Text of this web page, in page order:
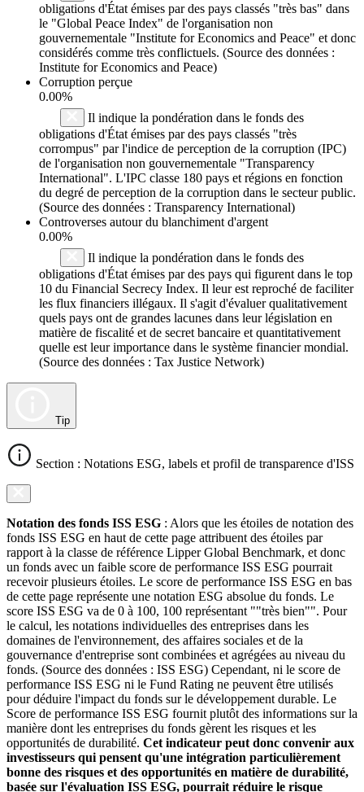
obligations d'État émises par des pays classés "très bas" dans
le "Global Peace Index" de l'organisation non
gouvernementale "Institute for Economics and Peace" et donc
considérés comme très conflictuels. (Source des données :
Institute for Economics and Peace)
Corruption perçue
0.00%
Il indique la pondération dans le fonds des
obligations d'État émises par des pays classés "très
corrompus" par l'indice de perception de la corruption (IPC)
de l'organisation non gouvernementale "Transparency
International". L'IPC classe 180 pays et régions en fonction
du degré de perception de la corruption dans le secteur public.
(Source des données : Transparency International)
Controverses autour du blanchiment d'argent
0.00%
Il indique la pondération dans le fonds des
obligations d'État émises par des pays qui figurent dans le top
10 du Financial Secrecy Index. Il leur est reproché de faciliter
les flux financiers illégaux. Il s'agit d'évaluer qualitativement
quels pays ont de grandes lacunes dans leur législation en
matière de fiscalité et de secret bancaire et quantitativement
quelle est leur importance dans le système financier mondial.
(Source des données : Tax Justice Network)
Tip
Section : Notations ESG, labels et profil de transparence d'ISS
Notation des fonds ISS ESG : Alors que les étoiles de notation des
fonds ISS ESG en haut de cette page attribuent des étoiles par
rapport à la classe de référence Lipper Global Benchmark, et donc
un fonds avec un faible score de performance ISS ESG pourrait
recevoir plusieurs étoiles. Le score de performance ISS ESG en bas
de cette page représente une notation ESG absolue du fonds. Le
score ISS ESG va de 0 à 100, 100 représentant ""très bien"". Pour
le calcul, les notations individuelles des entreprises dans les
domaines de l'environnement, des affaires sociales et de la
gouvernance d'entreprise sont combinées et agrégées au niveau du
fonds. (Source des données : ISS ESG) Cependant, ni le score de
performance ISS ESG ni le Fund Rating ne peuvent être utilisés
pour déduire l'impact du fonds sur le développement durable. Le
Score de performance ISS ESG fournit plutôt des informations sur la
manière dont les entreprises du fonds gèrent les risques et les
opportunités de durabilité. Cet indicateur peut donc convenir aux
investisseurs qui pensent qu'une intégration particulièrement
bonne des risques et des opportunités en matière de durabilité,
basée sur l'évaluation ISS ESG, pourrait réduire le risque